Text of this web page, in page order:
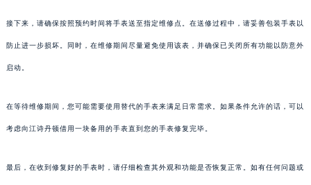
接下来，请确保按照预约时间将手表送至指定维修点。在送修过程中，请妥善包装手表以
防止进一步损坏。同时，在维修期间尽量避免使用该表，并确保已关闭所有功能以防意外
启动。
在等待维修期间，您可能需要使用替代的手表来满足日常需求。如果条件允许的话，可以
考虑向江诗丹顿借用一块备用的手表直到您的手表修复完毕。
最后，在收到修复好的手表时，请仔细检查其外观和功能是否恢复正常。如有任何问题或